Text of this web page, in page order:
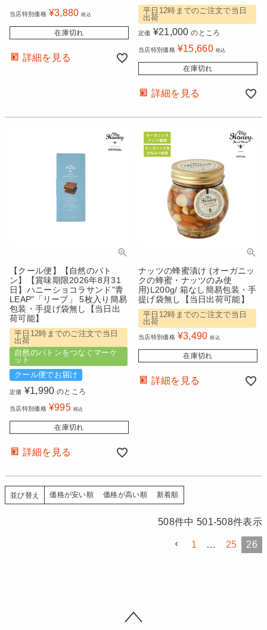
当店特別価格 ¥3,880 税込
在庫切れ
詳細を見る
平日12時までのご注文で当日
出荷
定価 ¥21,000 のところ
当店特別価格 ¥15,660 税込
在庫切れ
詳細を見る
【クール便】【自然のバト
ン】【賞味期限2026年8月31
日】ハニーショコラサンド"青
LEAP"「リープ」 5枚入り簡易
包装・手提げ袋無し【当日出
荷可能】
平日12時までのご注文で当日
出荷
自然のバトンをつなぐマーケ
ット
クール便でお届け
定価 ¥1,990 のところ
当店特別価格 ¥995 税込
在庫切れ
詳細を見る
ナッツの蜂蜜漬け (オーガニッ
クの蜂蜜・ナッツのみ使
用)L200g/ 箱なし簡易包装・手
提げ袋無し【当日出荷可能】
平日12時までのご注文で当日
出荷
当店特別価格 ¥3,490 税込
在庫切れ
詳細を見る
並び替え 価格が安い順 価格が高い順 新着順
508件中 501-508件表示
1 … 25 26